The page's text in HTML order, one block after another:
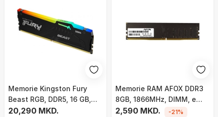
Memorie Kingston Fury
Beast RGB, DDR5, 16 GB,
6000 MHz, CL30,
20,290 MKD.
Memorie RAM AFOX DDR3
8GB, 1866MHz, DIMM, e
gjelbër
2,590 MKD. -21%